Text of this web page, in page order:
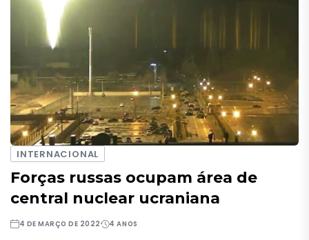
INTERNACIONAL
Forças russas ocupam área de
central nuclear ucraniana
4 DE MARÇO DE 2022 4 ANOS